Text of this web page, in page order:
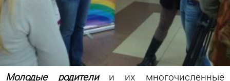
Молодые родителии их многочисленные